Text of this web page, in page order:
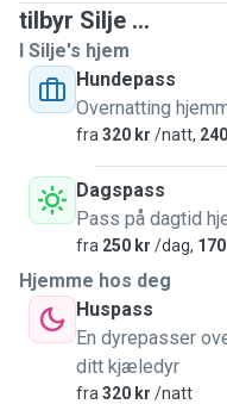
Kan passe i ukedager
hjemme alene. Jeg har
kan lufte hunder i
men er mest interessert
som er aggressive mot
tilbyr Silje ...
I Silje's hjem
Hundepass
Overnatting
fra 320 kr /natt,
Dagspass
Pass på dagtid
fra 250 kr /dag,
Hjemme hos deg
Huspass
En dyrepasser
ditt kjæledyr
fra 320 kr /natt